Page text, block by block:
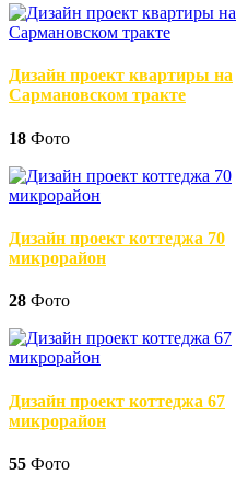
Дизайн проект квартиры на
Сармановском тракте
18 Фото
Дизайн проект коттеджа 70
микрорайон
28 Фото
Дизайн проект коттеджа 67
микрорайон
55 Фото